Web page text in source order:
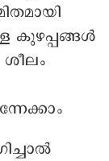
കുഴപ്പങ്ങൾ